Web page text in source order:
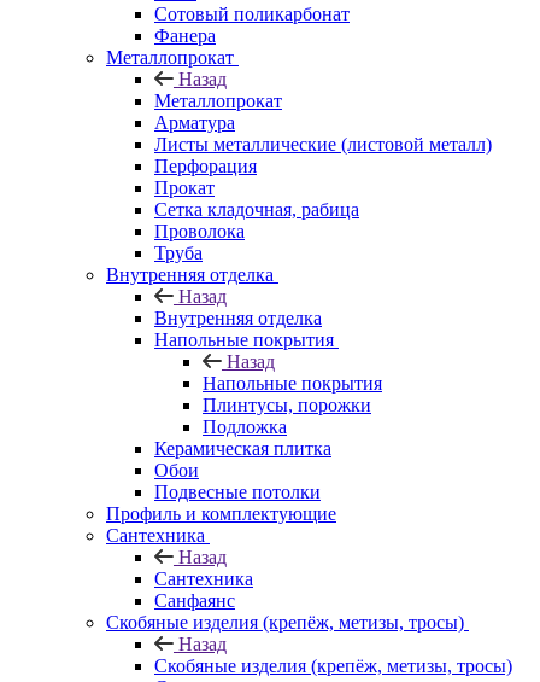
Сотовый поликарбонат
Фанера
Металлопрокат
Назад
Металлопрокат
Арматура
Листы металлические (листовой металл)
Перфорация
Прокат
Сетка кладочная, рабица
Проволока
Труба
Внутренняя отделка
Назад
Внутренняя отделка
Напольные покрытия
Назад
Напольные покрытия
Плинтусы, порожки
Подложка
Керамическая плитка
Обои
Подвесные потолки
Профиль и комплектующие
Сантехника
Назад
Сантехника
Санфаянс
Скобяные изделия (крепёж, метизы, тросы)
Назад
Скобяные изделия (крепёж, метизы, тросы)